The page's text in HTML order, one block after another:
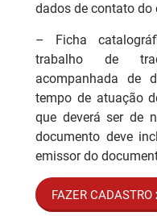
dados de contato do
– Ficha
trabalho de
acompanhada de
tempo de atuação
que deverá ser de
documento deve
emissor do
FAZER CADASTRO